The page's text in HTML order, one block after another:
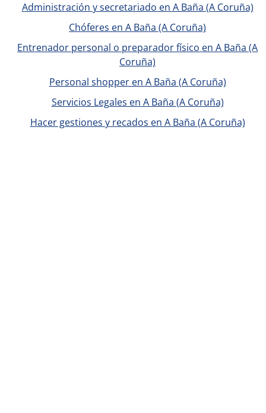
Administración y secretariado en A Baña (A Coruña)
Chóferes en A Baña (A Coruña)
Entrenador personal o preparador físico en A Baña (A
Coruña)
Personal shopper en A Baña (A Coruña)
Servicios Legales en A Baña (A Coruña)
Hacer gestiones y recados en A Baña (A Coruña)